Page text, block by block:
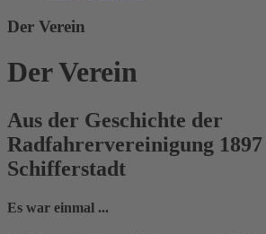
Der Verein
Der Verein
Aus der Geschichte der
Radfahrervereinigung 1897
Schifferstadt
Es war einmal ...